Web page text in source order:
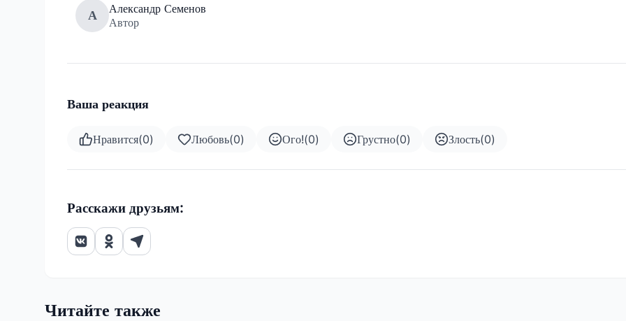
А
Александр Семенов
Автор
Ваша реакция
Нравится(0) Любовь(0) Ого!(0) Грустно(0) Злость(0)
Расскажи друзьям:
Читайте также